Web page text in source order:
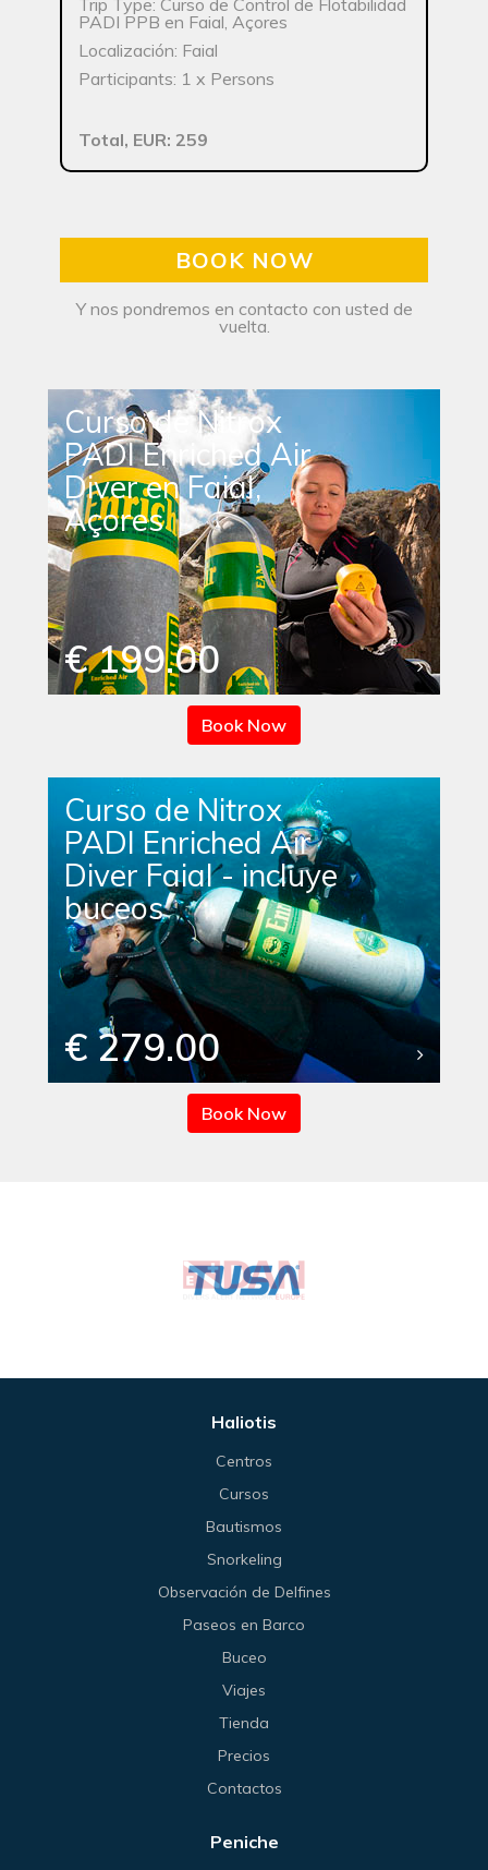
Trip Type: Curso de Control de Flotabilidad
PADI PPB en Faial, Açores
Localización: Faial
Participants: 1 x Persons
Total, EUR: 259
BOOK NOW
Y nos pondremos en contacto con usted de
vuelta.
Curso de Nitrox
PADI Enriched Air
Diver en Faial,
Açores
€ 199.00
Book Now
Curso de Nitrox
PADI Enriched Air
Diver Faial - incluye
buceos
€ 279.00
Book Now
Haliotis
Centros
Cursos
Bautismos
Snorkeling
Observación de Delfines
Paseos en Barco
Buceo
Viajes
Tienda
Precios
Contactos
Peniche